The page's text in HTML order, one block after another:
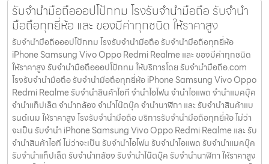
รับจำนำมือถือออปโป้กทม โรงรับจำนำมือถือ รับจำนำ
มือถือทุกยี่ห้อ และ ของมีค่าทุกชนิด ให้ราคาสูง
รับจำนำมือถือออปโป้กทม โรงรับจำนำมือถือ รับจำนำมือถือทุกยี่ห้อ
iPhone Samsung Vivo Oppo Redmi Realme และ ของมีค่าทุกชนิด
ให้ราคาสูง รับจำนำมือถือออปโป้กทม ให้บริการโดย รับจํานํามือถือ.com
โรงรับจำนำมือถือ รับจำนำมือถือทุกยี่ห้อ iPhone Samsung Vivo Oppo
Redmi Realme รับจำนำสินค้าไอที จำนำไอโฟน จำนำไอแพด จำนำแมคบุ๊ค
จำนำแท็ปเล็ต จำนำกล้อง จำนำโน๊ตบุ๊ค จำนำนาฬิกา และ รับจำนำสินค้าแบ
รนด์เนม ให้ราคาสูง โรงรับจำนำมือถือ บริการรับจำนำมือถือทุกยี่ห้อ ไม่ว่า
จะเป็น รับจำนำ iPhone Samsung Vivo Oppo Redmi Realme และ รับ
จำนำสินค้าไอที ไม่ว่าจะเป็น รับจำนำไอโฟน รับจำนำไอแพด รับจำนำแมคบุ๊ค
รับจำนำแท็ปเล็ต รับจำนำกล้อง รับจำนำโน๊ตบุ๊ค รับจำนำนาฬิกา ให้ราคาสูง